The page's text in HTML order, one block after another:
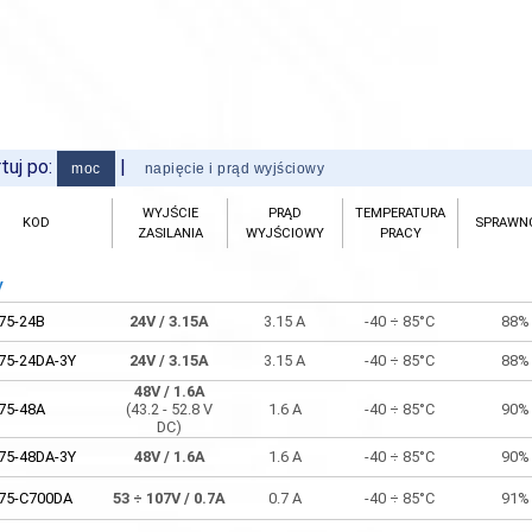
po: moc napięcie i prąd wyjściowy
KOD
WYJŚCIE
ZASILANIA
PRĄD
WYJŚCIOWY
TEMPERATURA
PRACY
24B
24V/ 3.15A 3.15 A -40 ÷ 85°C 88%
24DA-3Y 24V/ 3.15A 3.15 A -40 ÷ 85°C 88%
48A
48V/ 1.6A
(43.2 - 52.8 V
DC)
1.6 A -40 ÷ 85°C 90%
48DA-3Y 48V/ 1.6A 1.6 A -40 ÷ 85°C 90%
C700DA 53 ÷ 107V/ 0.7A 0.7 A -40 ÷ 85°C 91%
KOD
WYJŚCIE
ZASILANIA
PRĄD
WYJŚCIOWY
TEMPERATURA
PRACY
12A
12V / 10A
(10.8 - 13.2 V
10 A -40 ÷ 90°C 88.5%
12V / 10A
(10.8 - 13.2 V
DC)
12B-3Y 12V/ 10A 10 A -40 ÷ 90°C
12A
12V/ 22A
(11.2 - 12.8 V
22 A -40 ÷ 85°C 91%